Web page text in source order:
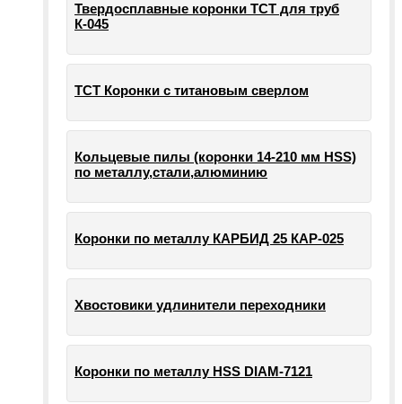
Твердосплавные коронки ТСТ для труб
К-045
ТСТ Коронки с титановым сверлом
Кольцевые пилы (коронки 14-210 мм HSS)
по металлу,стали,алюминию
Коронки по металлу КАРБИД 25 КАР-025
Хвостовики удлинители переходники
Коронки по металлу HSS DIAM-7121